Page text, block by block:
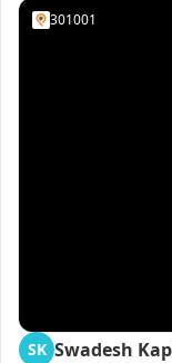
301001
SK Swadesh